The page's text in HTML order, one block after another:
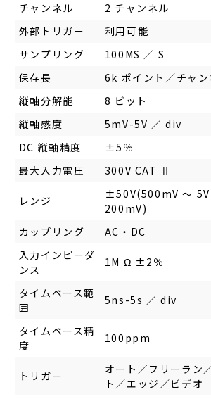
チャンネル
2 チャンネル
外部トリガー
利用可能
サンプリング
100MS ／ S
保存長
6k ポイント／チャン
縦軸分解能
8 ビット
縦軸感度
5mV-5V ／ div
DC 縦軸精度
±5％
最大入力電圧
300V CAT Ⅱ
レンジ
±50V(500mV ～
200mV)
カップリング
AC・DC
入力インピーダ
ンス
1M Ω ±2％
タイムベース範
囲
5ns-5s ／ div
タイムベース精
度
100ppm
トリガー
オート／フリーラン
ト／エッジ／ビデオ